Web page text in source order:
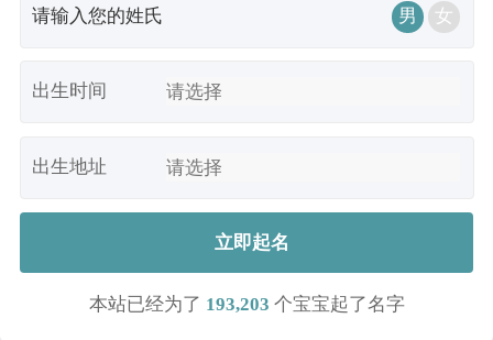
男 女
出生时间
出生地址
立即起名
本站已经为了 193,203 个宝宝起了名字